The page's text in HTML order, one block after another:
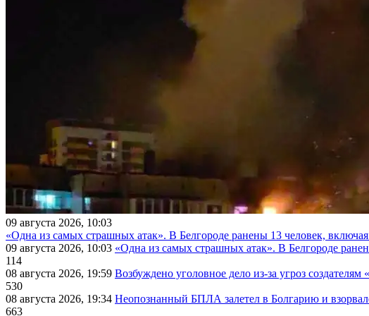
09 августа 2026, 10:03
«Одна из самых страшных атак». В Белгороде ранены 13 человек, включая
09 августа 2026, 10:03 «Одна из самых страшных атак». В Белгороде
114
08 августа 2026, 19:59 Возбуждено уголовное дело из-за угроз создателям
530
08 августа 2026, 19:34 Неопознанный БПЛА залетел в Болгарию и
663